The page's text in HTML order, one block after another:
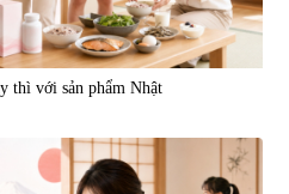
thì với sản phẩm Nhật